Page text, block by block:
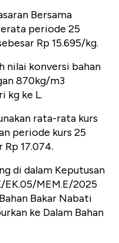
Bersama
periode 25
Rp 15.695/kg.
nilai konversi bahan
870kg/m3
kg ke L.
rata-rata kurs
periode kurs 25
17.074.
di dalam Keputusan
MEM.E/2025
Bakar Nabati
ke Dalam Bahan